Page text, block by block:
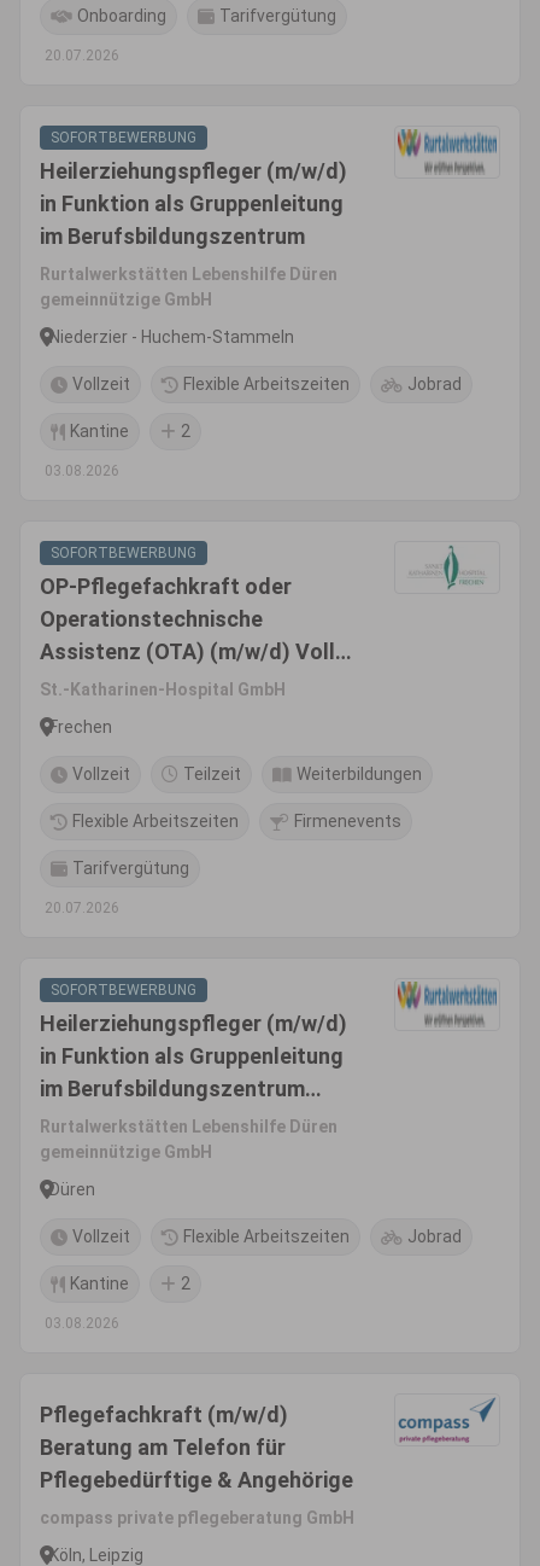
Onboarding Tarifvergütung
20.07.2026
SOFORTBEWERBUNG
Heilerziehungspfleger (m/w/d)
in Funktion als Gruppenleitung
im Berufsbildungszentrum
Rurtalwerkstätten Lebenshilfe Düren
gemeinnützige GmbH
Niederzier - Huchem-Stammeln
Vollzeit Flexible Arbeitszeiten Jobrad
Kantine 2
03.08.2026
SOFORTBEWERBUNG
OP-Pflegefachkraft oder
Operationstechnische
Assistenz (OTA) (m/w/d) Voll-
/Teilzeit
St.-Katharinen-Hospital GmbH
Frechen
Vollzeit Teilzeit Weiterbildungen
Flexible Arbeitszeiten Firmenevents
Tarifvergütung
20.07.2026
SOFORTBEWERBUNG
Heilerziehungspfleger (m/w/d)
in Funktion als Gruppenleitung
im Berufsbildungszentrum
(BS7) für das
Eingangsverfahren
Rurtalwerkstätten Lebenshilfe Düren
gemeinnützige GmbH
Düren
Vollzeit Flexible Arbeitszeiten Jobrad
Kantine 2
03.08.2026
Pflegefachkraft (m/w/d)
Beratung am Telefon für
Pflegebedürftige & Angehörige
compass private pflegeberatung GmbH
Köln, Leipzig